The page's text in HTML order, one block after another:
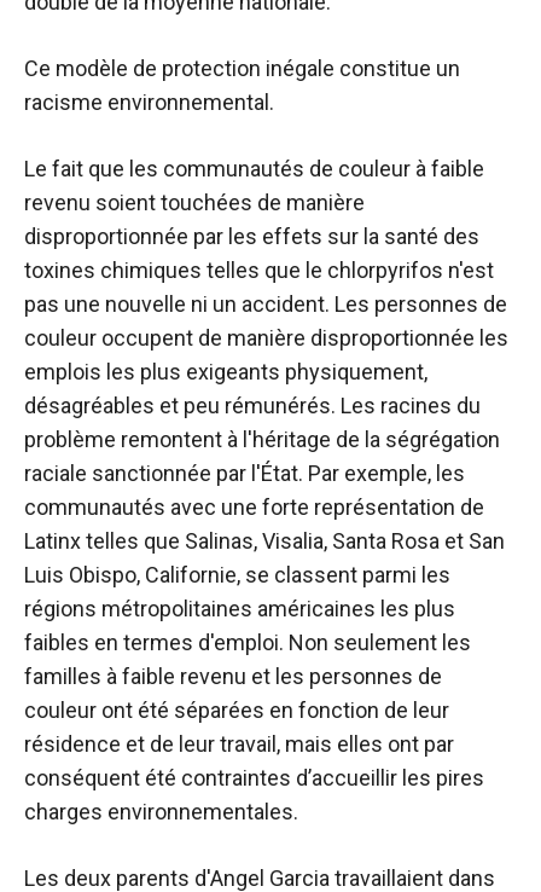
Ce modèle de protection inégale constitue un
racisme environnemental.
Le fait que les communautés de couleur à faible
revenu soient touchées de manière
disproportionnée par les effets sur la santé des
toxines chimiques telles que le chlorpyrifos n'est
pas une nouvelle ni un accident. Les personnes de
couleur occupent de manière disproportionnée les
emplois les plus exigeants physiquement,
désagréables et peu rémunérés. Les racines du
problème remontent à l'héritage de la ségrégation
raciale sanctionnée par l'État. Par exemple, les
communautés avec une forte représentation de
Latinx telles que Salinas, Visalia, Santa Rosa et San
Luis Obispo, Californie, se classent parmi les
régions métropolitaines américaines les plus
faibles en termes d'emploi. Non seulement les
familles à faible revenu et les personnes de
couleur ont été séparées en fonction de leur
résidence et de leur travail, mais elles ont par
conséquent été contraintes d’accueillir les pires
charges environnementales.
Les deux parents d'Angel Garcia travaillaient dans